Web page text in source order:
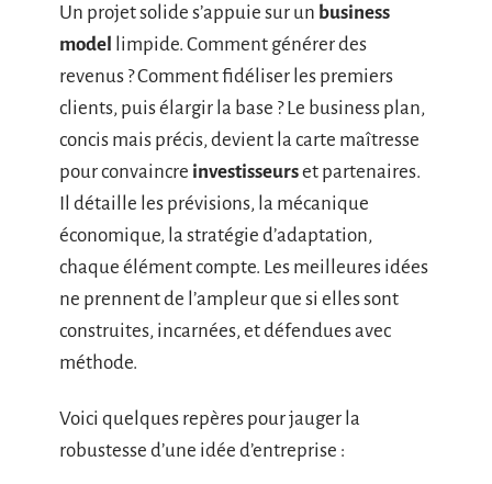
Un projet solide s’appuie sur un business
model limpide. Comment générer des
revenus ? Comment fidéliser les premiers
clients, puis élargir la base ? Le business plan,
concis mais précis, devient la carte maîtresse
pour convaincre investisseurset partenaires.
Il détaille les prévisions, la mécanique
économique, la stratégie d’adaptation,
chaque élément compte. Les meilleures idées
ne prennent de l’ampleur que si elles sont
construites, incarnées, et défendues avec
méthode.
Voici quelques repères pour jauger la
robustesse d’une idée d’entreprise :